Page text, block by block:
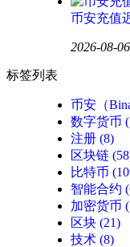
币安充值
2026-08-06
标签列表
币安（
数字货币
注册 (8)
区块链
比特币
智能合约
加密货币
区块 (21)
技术 (8)